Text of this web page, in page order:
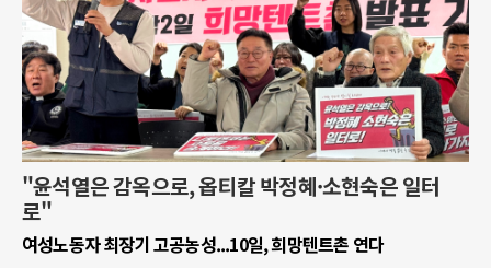
"윤석열은 감옥으로, 옵티칼 박정혜·소현숙은 일터
로"
여성노동자 최장기 고공농성...10일, 희망텐트촌 연다